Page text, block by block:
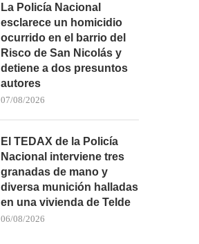
La Policía Nacional
esclarece un homicidio
ocurrido en el barrio del
Risco de San Nicolás y
detiene a dos presuntos
autores
07/08/2026
El TEDAX de la Policía
Nacional interviene tres
granadas de mano y
diversa munición halladas
en una vivienda de Telde
06/08/2026